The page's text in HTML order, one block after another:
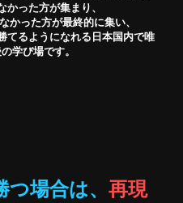
った方が集まり、
かった方が最終的に集い、
てるようになれる日本国内で唯
学び場です。
場合は、 再現